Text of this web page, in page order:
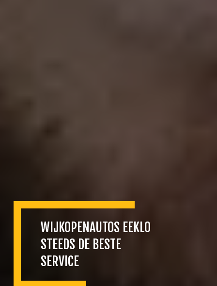
WIJKOPENAUTOS EEKLO
STEEDS DE BESTE
SERVICE